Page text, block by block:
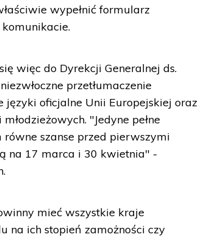
wypełnić formularz
więc do Dyrekcji Generalnej ds.
przetłumaczenie
oficjalne Unii Europejskiej oraz
"Jedyne pełne
szanse przed pierwszymi
na 17 marca i 30 kwietnia" -
mieć wszystkie kraje
na ich stopień zamożności czy